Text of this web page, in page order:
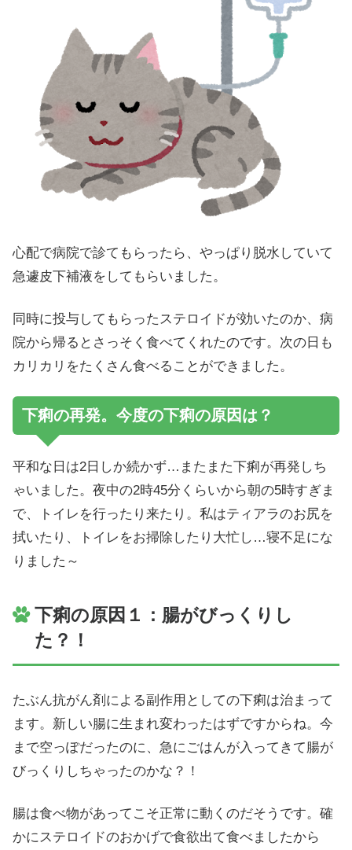
心配で病院で診てもらったら、やっぱり脱水していて
急遽皮下補液をしてもらいました。
同時に投与してもらったステロイドが効いたのか、病
院から帰るとさっそく食べてくれたのです。次の日も
カリカリをたくさん食べることができました。
下痢の再発。今度の下痢の原因は？
平和な日は2日しか続かず…またまた下痢が再発しち
ゃいました。夜中の2時45分くらいから朝の5時すぎま
で、トイレを行ったり来たり。私はティアラのお尻を
拭いたり、トイレをお掃除したり大忙し…寝不足にな
りました～
下痢の原因１：腸がびっくりし
た？！
たぶん抗がん剤による副作用としての下痢は治まって
ます。新しい腸に生まれ変わったはずですからね。今
まで空っぽだったのに、急にごはんが入ってきて腸が
びっくりしちゃったのかな？！
腸は食べ物があってこそ正常に動くのだそうです。確
かにステロイドのおかげで食欲出て食べましたから